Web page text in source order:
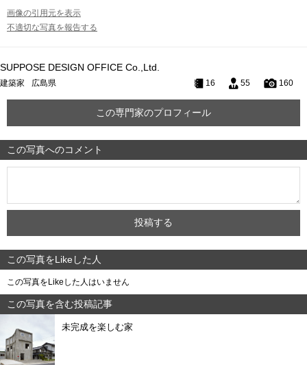
画像の引用元を表示
不適切な写真を報告する
SUPPOSE DESIGN OFFICE Co.,Ltd.
建築家 広島県 16 55 160
この専門家のプロフィール
この写真へのコメント
この写真をLikeした人
この写真をLikeした人はいません
この写真を含む投稿記事
未完成を楽しむ家